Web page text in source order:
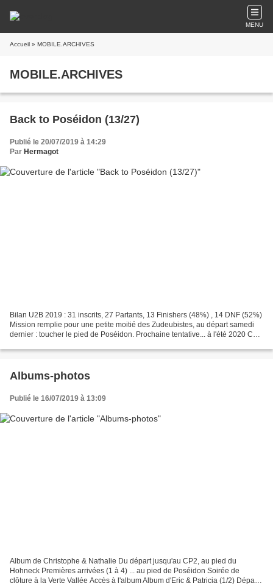
MENU
Accueil » MOBILE.ARCHIVES
MOBILE.ARCHIVES
Back to Poséidon (13/27)
Publié le 20/07/2019 à 14:29
Par Hermagot
Bilan U2B 2019 : 31 inscrits, 27 Partants, 13 Finishers (48%) , 14 DNF (52%)
Mission remplie pour une petite moitié des Zudeubistes, au départ samedi
dernier : toucher le pied de Poséidon. Prochaine tentative... à l'été 2020 Ca
Albums-photos
Publié le 16/07/2019 à 13:09
Album de Christophe & Nathalie Du départ jusqu'au CP2, au pied du
Hohneck Premières arrivées (1 à 4) ... au pied de Poséidon Soirée de
clôture à la Verte Vallée Accès à l'album Album d'Eric & Patricia (1/2) Départ